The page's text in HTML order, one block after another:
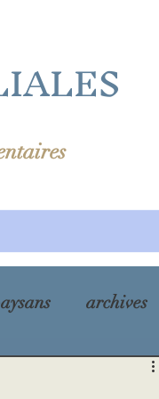
archives
maladie